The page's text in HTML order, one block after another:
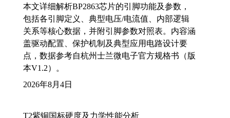
本文详细解析BP2863芯片的引脚功能及参数，
包括各引脚定义、典型电压/电流值、内部逻辑
关系等核心数据，并附引脚参数对照表。内容涵
盖驱动配置、保护机制及典型应用电路设计要
点，数据参考自杭州士兰微电子官方规格书（版
本V1.2）。
2026年8月4日
T2紫铜国标硬度及力学性能分析